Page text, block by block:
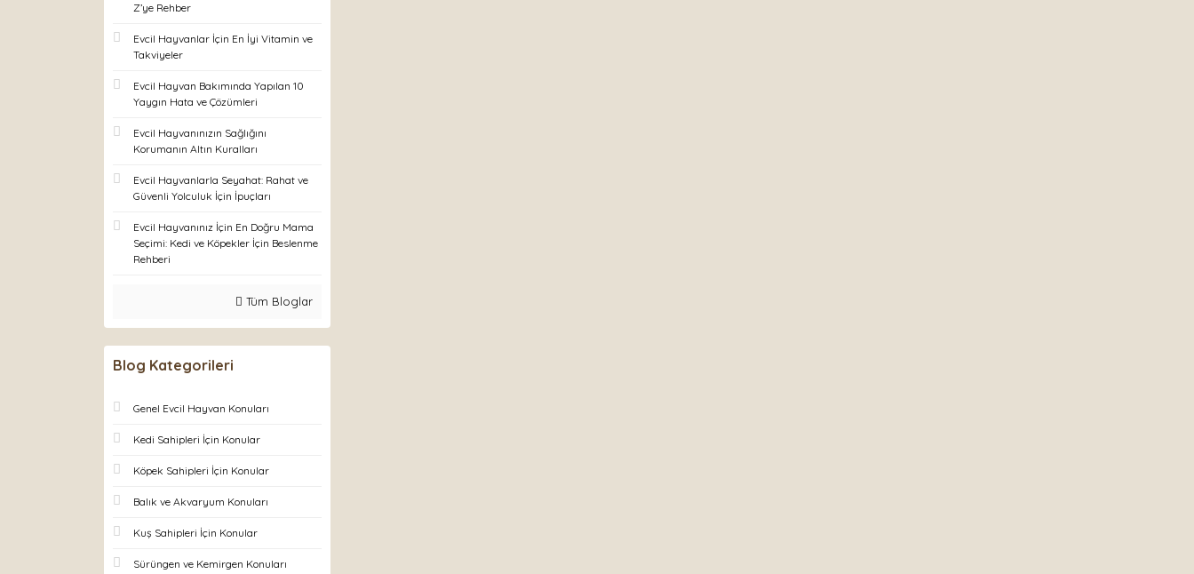
Z’ye Rehber
Evcil Hayvanlar İçin En İyi Vitamin ve
Takviyeler
Evcil Hayvan Bakımında Yapılan 10
Yaygın Hata ve Çözümleri
Evcil Hayvanınızın Sağlığını
Korumanın Altın Kuralları
Evcil Hayvanlarla Seyahat: Rahat ve
Güvenli Yolculuk İçin İpuçları
Evcil Hayvanınız İçin En Doğru Mama
Seçimi: Kedi ve Köpekler İçin Beslenme
Rehberi
Tüm Bloglar
Blog Kategorileri
Genel Evcil Hayvan Konuları
Kedi Sahipleri İçin Konular
Köpek Sahipleri İçin Konular
Balık ve Akvaryum Konuları
Kuş Sahipleri İçin Konular
Sürüngen ve Kemirgen Konuları